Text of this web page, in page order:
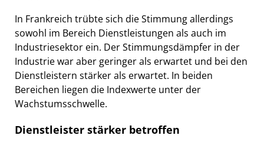
In Frankreich trübte sich die Stimmung allerdings
sowohl im Bereich Dienstleistungen als auch im
Industriesektor ein. Der Stimmungsdämpfer in der
Industrie war aber geringer als erwartet und bei den
Dienstleistern stärker als erwartet. In beiden
Bereichen liegen die Indexwerte unter der
Wachstumsschwelle.
Dienstleister stärker betroffen